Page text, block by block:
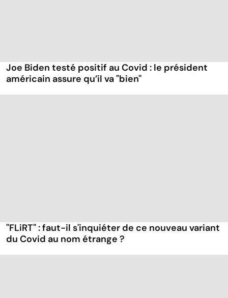
Joe Biden testé positif au Covid : le président
américain assure qu’il va "bien"
"FLiRT" : faut-il s'inquiéter de ce nouveau variant
du Covid au nom étrange ?